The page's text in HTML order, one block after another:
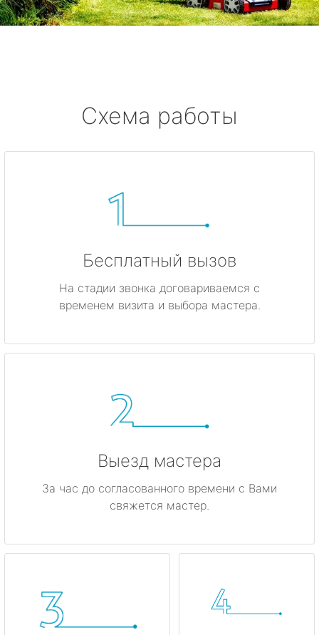
Схема работы
Бесплатный вызов
На стадии звонка договариваемся с
временем визита и выбора мастера.
Выезд мастера
За час до согласованного времени с Вами
свяжется мастер.